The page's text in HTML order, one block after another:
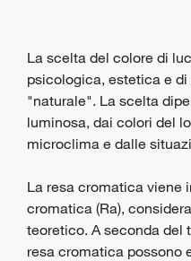
La scelta del colore di
psicologica, estetica e
"naturale". La scelta
luminosa, dai colori del
microclima e dalle
La resa cromatica viene
cromatica (Ra),
teoretico. A seconda del
resa cromatica possono